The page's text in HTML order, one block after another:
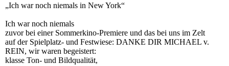
„Ich war noch niemals in New York“
Ich war noch niemals
zuvor bei einer Sommerkino-Premiere und das bei uns im Zelt
auf der Spielplatz- und Festwiese: DANKE DIR MICHAEL v.
REIN, wir waren begeistert:
klasse Ton- und Bildqualität,